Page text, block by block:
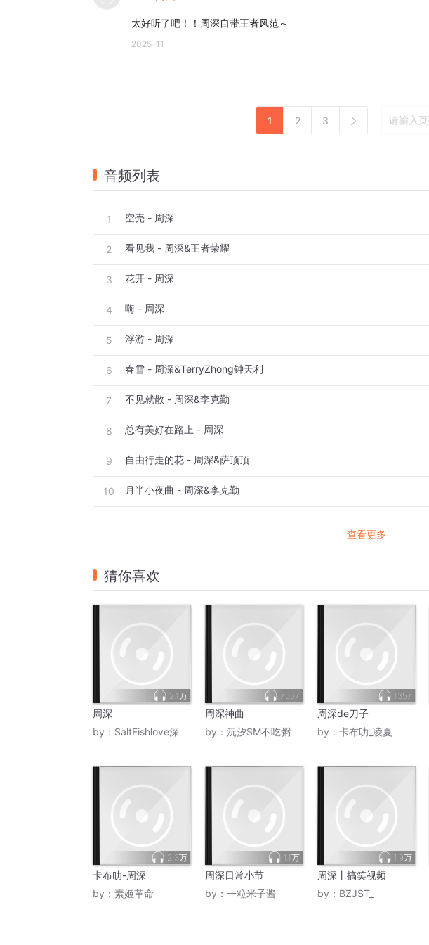
太好听了吧！！周深自带王者风范～
2025-11
1 2 3
音频列表
1 空壳 - 周深
2 看见我 - 周深&王者荣耀
3 花开 - 周深
4 嗨 - 周深
5 浮游 - 周深
6 春雪 - 周深&TerryZhong钟天利
7 不见就散 - 周深&李克勤
8 总有美好在路上 - 周深
9 自由行走的花 - 周深&萨顶顶
10 月半小夜曲 - 周深&李克勤
查看更多
猜你喜欢
2.1万
周深
by： SaltFishlove深
7057
周深神曲
by： 沅汐SM不吃粥
1357
周深de刀子
by： 卡布叻_凌夏
2.3万
卡布叻-周深
by： 素姬革命
1.1万
周深日常小节
by： 一粒米子酱
1.9万
周深丨搞笑视频
by： BZJST_